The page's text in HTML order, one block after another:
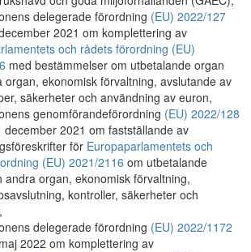
delegerade förordning (EU) 2022/127
2021 om komplettering av
och rådets förordning (EU)
med bestämmelser om utbetalande organ
organ, ekonomisk förvaltning, avslutande av
säkerheter och användning av euron,
genomförandeförordning (EU) 2022/128
december 2021 om fastställande av
för Europaparlamentets och
(EU) 2021/2116 om utbetalande
andra organ, ekonomisk förvaltning,
kontroller, säkerheter och
delegerade förordning (EU) 2022/1172
2022 om komplettering av